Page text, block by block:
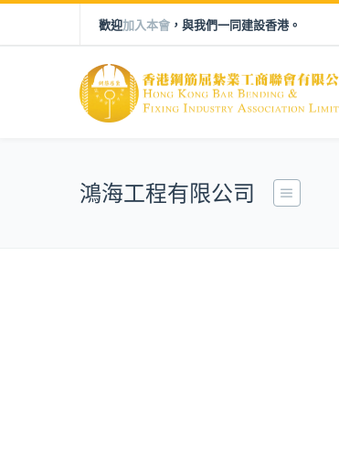
歡迎加入本會 ，與我們一同建設香港。
鴻海工程有限公司